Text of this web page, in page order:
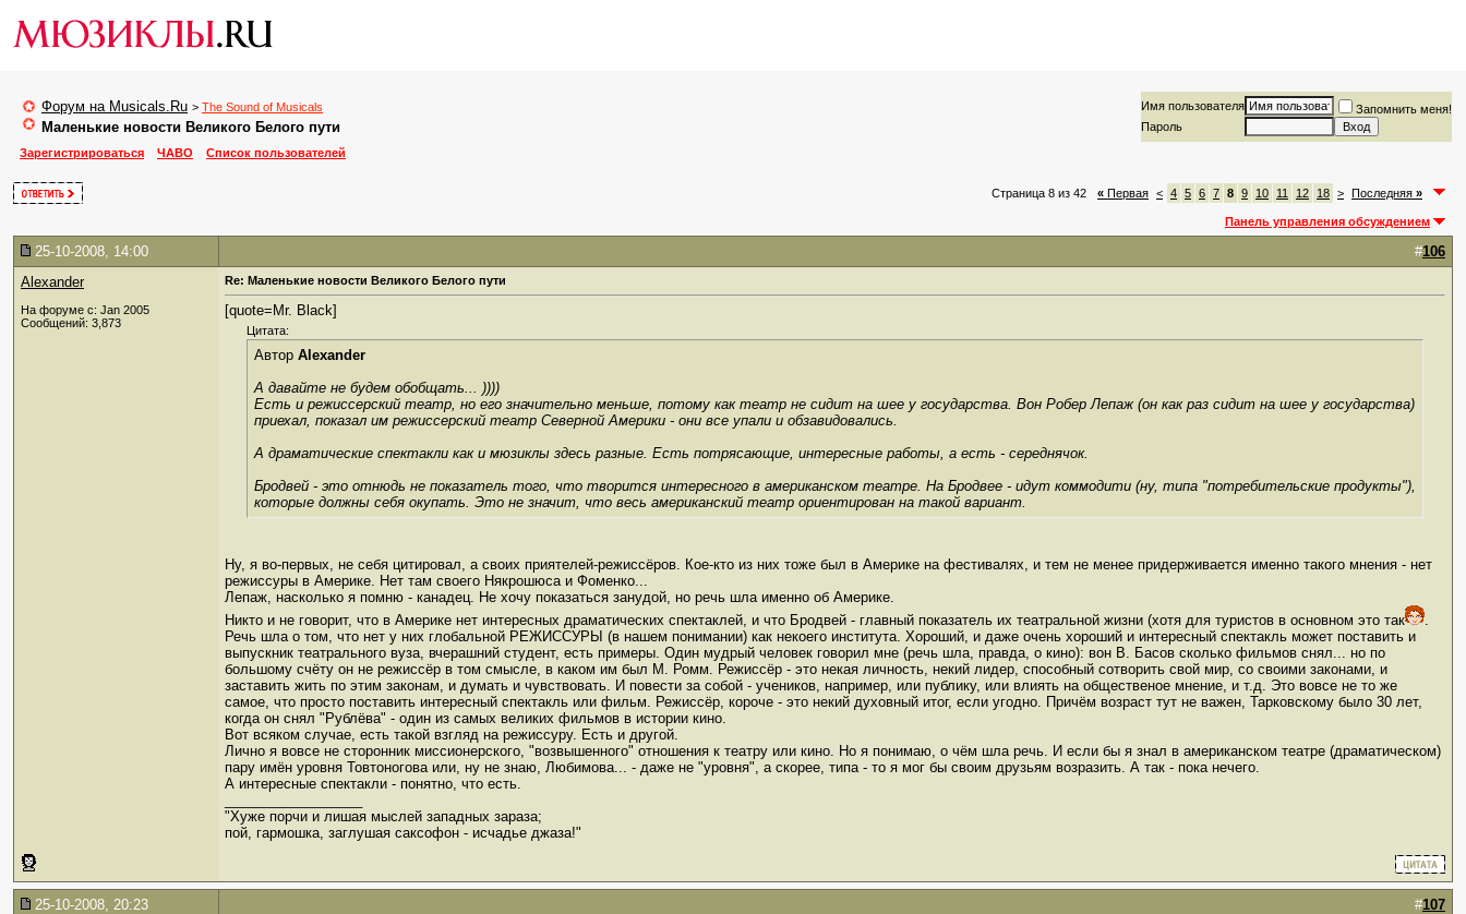
Форум на Musicals.Ru > The Sound of Musicals
Маленькие новости Великого Белого пути
Имя пользователя
Запомнить меня!
Пароль
Зарегистрироваться
ЧАВО Список пользователей
Страница 8 из 42 « Первая < 4 5 6 7 8 9 10 11 12 18 > Последняя »
Панель управления обсуждением
25-10-2008, 14:00 #106
Alexander
На форуме с: Jan 2005
Сообщений: 3,873
Re: Маленькие новости Великого Белого пути
[quote=Mr. Black]
Цитата:
Автор Alexander
А давайте не будем обобщать... ))))
Есть и режиссерский театр, но его значительно меньше, потому как театр не сидит на шее у государства. Вон Робер Лепаж (он как раз сидит на шее у государства)
приехал, показал им режиссерский театр Северной Америки - они все упали и обзавидовались.
А драматические спектакли как и мюзиклы здесь разные. Есть потрясающие, интересные работы, а есть - середнячок.
Бродвей - это отнюдь не показатель того, что творится интересного в американском театре. На Бродвее - идут коммодити (ну, типа "потребительские продукты"),
которые должны себя окупать. Это не значит, что весь американский театр ориентирован на такой вариант.
Ну, я во-первых, не себя цитировал, а своих приятелей-режиссёров. Кое-кто из них тоже был в Америке на фестивалях, и тем не менее придерживается именно такого мнения - нет
режиссуры в Америке. Нет там своего Някрошюса и Фоменко...
Лепаж, насколько я помню - канадец. Не хочу показаться занудой, но речь шла именно об Америке.
Никто и не говорит, что в Америке нет интересных драматических спектаклей, и что Бродвей - главный показатель их театральной жизни (хотя для туристов в основном это так
.
Речь шла о том, что нет у них глобальной РЕЖИССУРЫ (в нашем понимании) как некоего института. Хороший, и даже очень хороший и интересный спектакль может поставить и
выпускник театрального вуза, вчерашний студент, есть примеры. Один мудрый человек говорил мне (речь шла, правда, о кино): вон В. Басов сколько фильмов снял... но по
большому счёту он не режиссёр в том смысле, в каком им был М. Ромм. Режиссёр - это некая личность, некий лидер, способный сотворить свой мир, со своими законами, и
заставить жить по этим законам, и думать и чувствовать. И повести за собой - учеников, например, или публику, или влиять на общественое мнение, и т.д. Это вовсе не то же
самое, что просто поставить интересный спектакль или фильм. Режиссёр, короче - это некий духовный итог, если угодно. Причём возраст тут не важен, Тарковскому было 30 лет,
когда он снял "Рублёва" - один из самых великих фильмов в истории кино.
Вот всяком случае, есть такой взгляд на режиссуру. Есть и другой.
Лично я вовсе не сторонник миссионерского, "возвышенного" отношения к театру или кино. Но я понимаю, о чём шла речь. И если бы я знал в американском театре (драматическом)
пару имён уровня Товтоногова или, ну не знаю, Любимова... - даже не "уровня", а скорее, типа - то я мог бы своим друзьям возразить. А так - пока нечего.
А интересные спектакли - понятно, что есть.
"Хуже порчи и лишая мыслей западных зараза;
пой, гармошка, заглушая саксофон - исчадье джаза!"
25-10-2008, 20:23 #107